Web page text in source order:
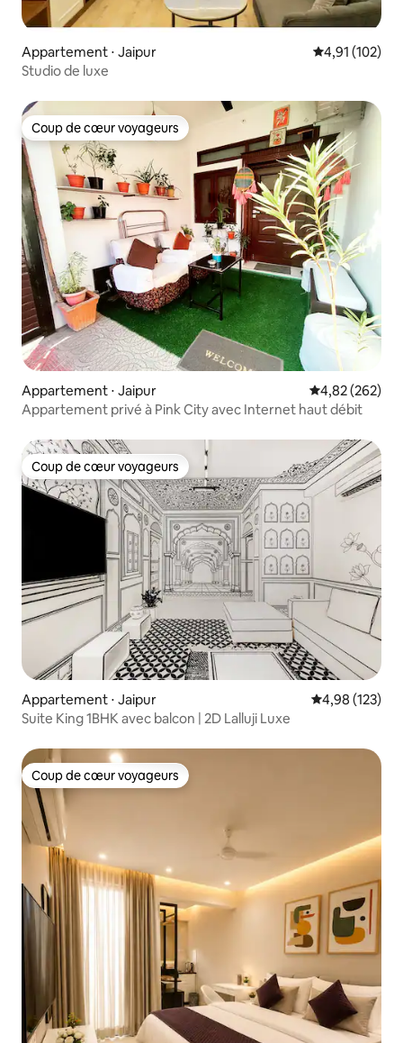
Appartement ⋅ Jaipur Évaluation
4,91 (102)
Studio de luxe
Coup de cœur voyageurs
Coup de cœur voyageurs
Appartement ⋅ Jaipur Évaluation
4,82 (262)
Appartement privé à Pink City avec Internet haut débit
Coup de cœur voyageurs
Coup de cœur voyageurs
Appartement ⋅ Jaipur Évaluation
4,98 (123)
Suite King 1BHK avec balcon | 2D Lalluji Luxe
Coup de cœur voyageurs
Coup de cœur voyageurs